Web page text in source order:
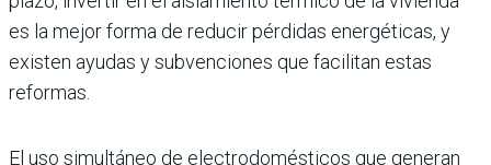
es la mejor forma de reducir pérdidas energéticas, y
existen ayudas y subvenciones que facilitan estas
reformas.
El uso simultáneo de electrodomésticos que generan